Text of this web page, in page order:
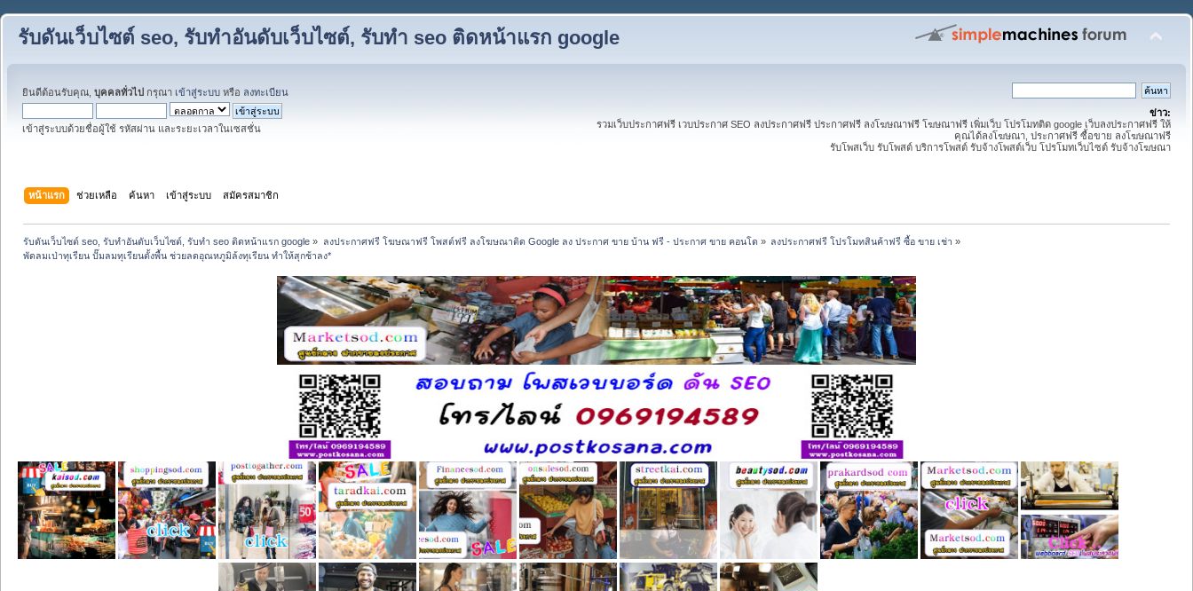
รับดันเว็บไซต์ seo, รับทำอันดับเว็บไซต์, รับทำ seo ติดหน้าแรก google
ยินดีต้อนรับคุณ, บุคคลทั่วไป กรุณา เข้าสู่ระบบ หรือ ลงทะเบียน
เข้าสู่ระบบด้วยชื่อผู้ใช้ รหัสผ่าน และระยะเวลาในเซสชั่น
ข่าว:
รวมเว็บประกาศฟรี เวบประกาศ SEO ลงประกาศฟรี ประกาศฟรี ลงโฆษณาฟรี โฆษณาฟรี เพิ่มเว็บ โปรโมทติด google เว็บลงประกาศฟรี ให้
คุณได้ลงโฆษณา, ประกาศฟรี ซื้อขาย ลงโฆษณาฟรี
รับโพสเว็บ รับโพสต์ บริการโพสต์ รับจ้างโพสต์เว็บ โปรโมทเว็บไซต์ รับจ้างโฆษณา
หน้าแรก ช่วยเหลือ ค้นหา เข้าสู่ระบบ สมัครสมาชิก
รับดันเว็บไซต์ seo, รับทำอันดับเว็บไซต์, รับทำ seo ติดหน้าแรก google » ลงประกาศฟรี โฆษณาฟรี โพสต์ฟรี ลงโฆษณาติด Google ลง ประกาศ ขาย บ้าน ฟรี - ประกาศ ขาย คอนโด » ลงประกาศฟรี โปรโมทสินค้าฟรี ซื้อ ขาย เช่า »
พัดลมเป่าทุเรียน ปั๊มลมทุเรียนตั้งพื้น ช่วยลดอุณหภูมิล้งทุเรียน ทำให้สุกช้าลง*